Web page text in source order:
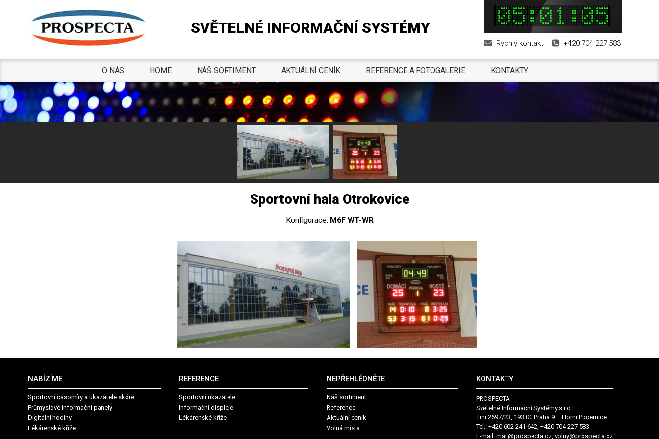
SVĚTELNÉ INFORMAČNÍ SYSTÉMY
Rychlý kontakt +420 704 227 583
O NÁS HOME NÁŠ SORTIMENT AKTUÁLNÍ CENÍK REFERENCE A FOTOGALERIE KONTAKTY
Sportovní hala Otrokovice
Konfigurace: M6F WT-WR
NABÍZÍME
Sportovní časomíry a ukazatele skóre
Průmyslové informační panely
Digitální hodiny
Lékárenské kříže
REFERENCE
Sportovní ukazatele
Informační displeje
Lékárenské kříže
NEPŘEHLÉDNĚTE
Náš sortiment
Reference
Aktuální ceník
Volná místa
KONTAKTY
PROSPECTA
Světelné Informační Systémy s.r.o.
Trní 2697/23, 193 00 Praha 9 – Horní Počernice
Tel.: +420 602 241 642, +420 704 227 583
E-mail: mail@prospecta.cz, volny@prospecta.cz